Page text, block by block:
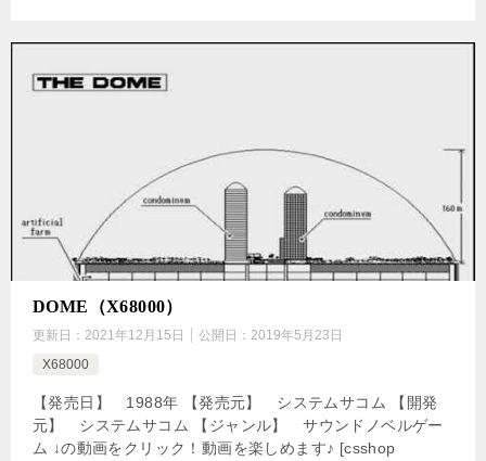
DOME（X68000）
更新日： 2021年12月15日 公開日： 2019年5月23日
X68000
【発売日】 1988年 【発売元】 システムサコム 【開発
元】 システムサコム 【ジャンル】 サウンドノベルゲー
ム ↓の動画をクリック！動画を楽しめます♪ [csshop